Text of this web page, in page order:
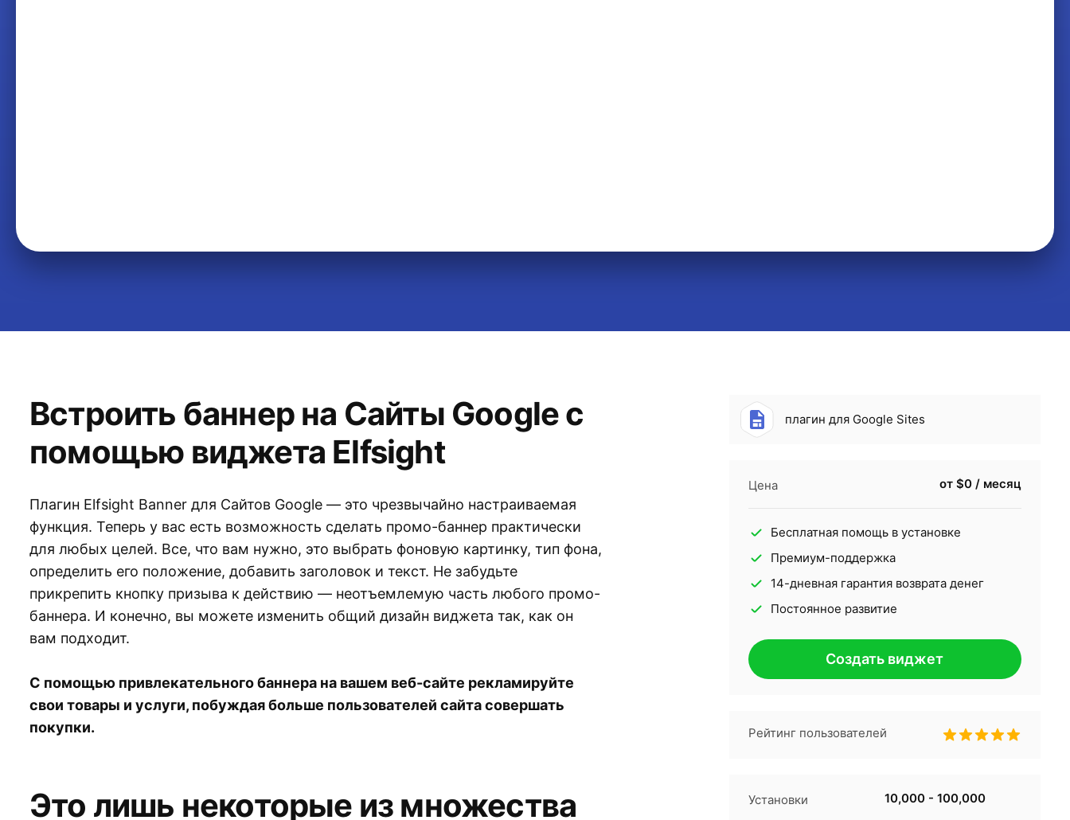
Встроить баннер на Сайты Google с
помощью виджета Elfsight
Плагин Elfsight Banner для Сайтов Google — это чрезвычайно настраиваемая
функция. Теперь у вас есть возможность сделать промо-баннер практически
для любых целей. Все, что вам нужно, это выбрать фоновую картинку, тип фона,
определить его положение, добавить заголовок и текст. Не забудьте
прикрепить кнопку призыва к действию — неотъемлемую часть любого промо-
баннера. И конечно, вы можете изменить общий дизайн виджета так, как он
вам подходит.
С помощью привлекательного баннера на вашем веб-сайте рекламируйте
свои товары и услуги, побуждая больше пользователей сайта совершать
покупки.
Это лишь некоторые из множества
плагин для Google Sites
Цена от $0 / месяц
Бесплатная помощь в установке
Премиум-поддержка
14-дневная гарантия возврата денег
Постоянное развитие
Создать виджет
Рейтинг пользователей
Установки 10,000 - 100,000